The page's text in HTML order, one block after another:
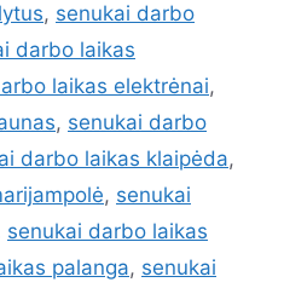
, senukai darbo
darbo laikas
laikas elektrėnai,
, senukai darbo
darbo laikas klaipėda,
, senukai
senukai darbo laikas
palanga, senukai